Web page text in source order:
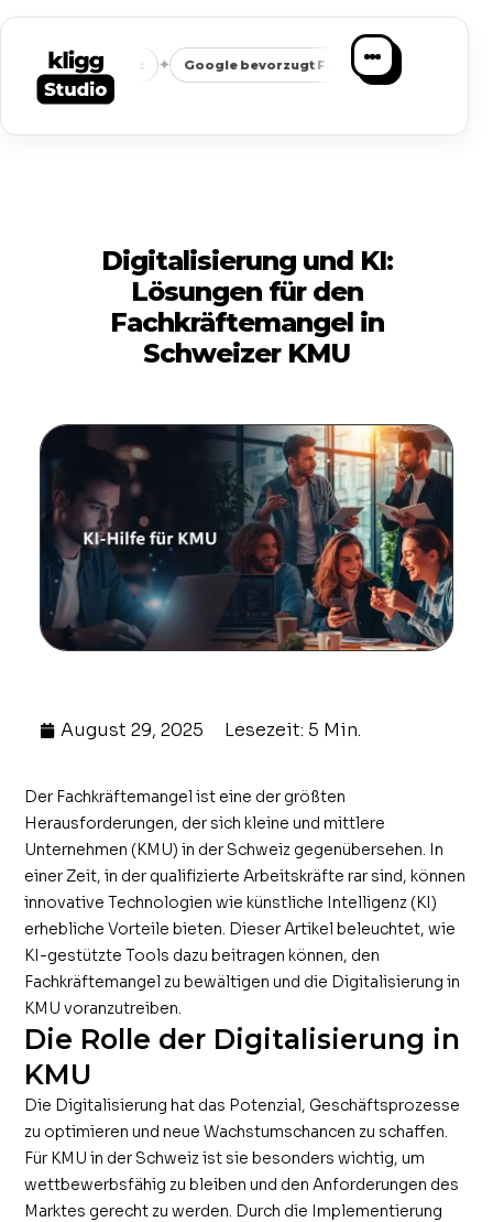
Google bevorzugt Fokus ✦ Passende Anfragen
Digitalisierung und KI:
Lösungen für den
Fachkräftemangel in
Schweizer KMU
August 29, 2025 Lesezeit: 5 Min.
Der Fachkräftemangel ist eine der größten
Herausforderungen, der sich kleine und mittlere
Unternehmen (KMU) in der Schweiz gegenübersehen. In
einer Zeit, in der qualifizierte Arbeitskräfte rar sind, können
innovative Technologien wie künstliche Intelligenz (KI)
erhebliche Vorteile bieten. Dieser Artikel beleuchtet, wie
KI-gestützte Tools dazu beitragen können, den
Fachkräftemangel zu bewältigen und die Digitalisierung in
KMU voranzutreiben.
Die Rolle der Digitalisierung in
KMU
Die Digitalisierung hat das Potenzial, Geschäftsprozesse
zu optimieren und neue Wachstumschancen zu schaffen.
Für KMU in der Schweiz ist sie besonders wichtig, um
wettbewerbsfähig zu bleiben und den Anforderungen des
Marktes gerecht zu werden. Durch die Implementierung